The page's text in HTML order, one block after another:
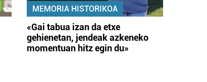
MEMORIA HISTORIKOA
«Gai tabua izan da etxe
gehienetan, jendeak azkeneko
momentuan hitz egin du»